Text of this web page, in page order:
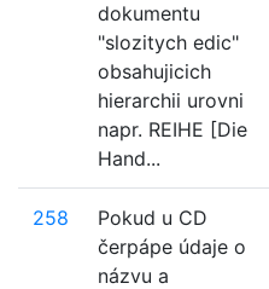
dokumentu
"slozitych edic"
obsahujicich
hierarchii urovni
napr. REIHE [Die
Hand...
258
Pokud u CD
čerpápe údaje o
názvu a